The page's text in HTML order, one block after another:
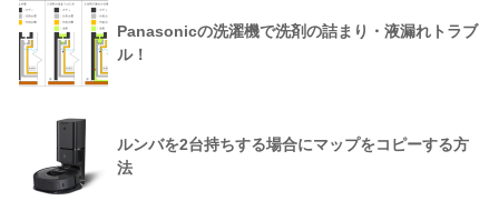
Panasonicの洗濯機で洗剤の詰まり・液漏れトラブ
ル！
ルンバを2台持ちする場合にマップをコピーする方
法